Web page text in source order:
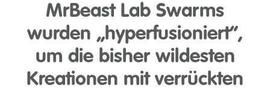
MrBeast Lab Swarms
wurden „hyperfusioniert“,
um die bisher wildesten
Kreationen mit verrückten